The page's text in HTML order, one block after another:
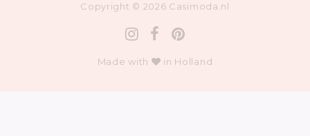
Copyright © 2026 Casimoda.nl
Made with in Holland